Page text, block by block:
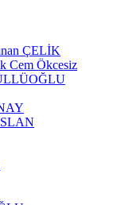
ÇELİK
Cem Ökcesiz